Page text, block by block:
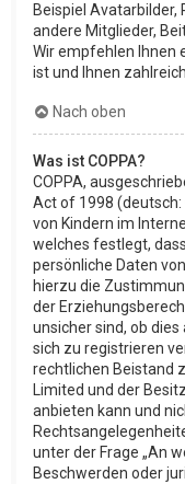
Beispiel Avatarbilder,
andere Mitglieder,
Wir empfehlen Ihnen
ist und Ihnen
Nach oben
Was ist COPPA?
COPPA,
Act of 1998
von Kindern im
welches festlegt,
persönliche Daten
hierzu die
der
unsicher sind, ob
sich zu registrieren
rechtlichen Beistand
Limited und der
anbieten kann und
unter der Frage „An
Beschwerden oder